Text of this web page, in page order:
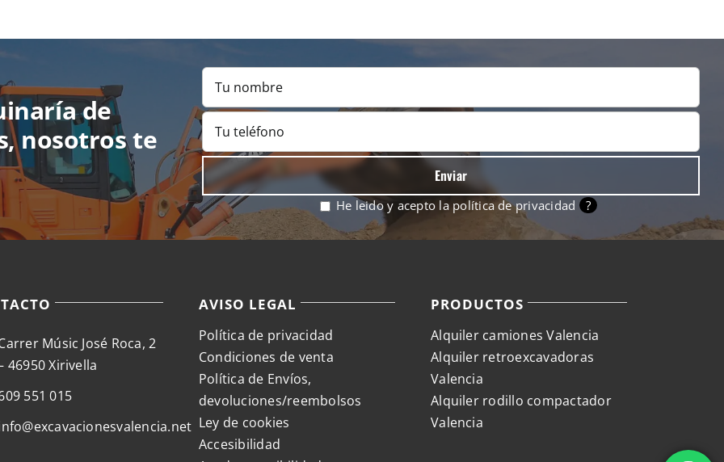
de
nosotros te
He leido y acepto la política de privacidad ?
Músic José Roca, 2
46950 Xirivella
551 015
AVISO LEGAL
Política de privacidad
Condiciones de venta
Política de Envíos,
devoluciones/reembolsos
Ley de cookies
Accesibilidad
PRODUCTOS
Alquiler camiones Valencia
Alquiler retroexcavadoras
Valencia
Alquiler rodillo compactador
Valencia